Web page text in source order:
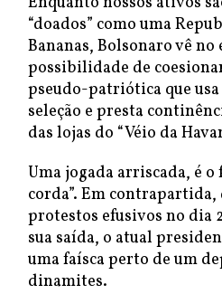
“doados” como uma
Bananas, Bolsonaro vê no
possibilidade de
pseudo-patriótica que usa
seleção e presta
das lojas do “Véio da
Uma jogada arriscada, é o
corda”. Em contrapartida,
protestos efusivos no dia
sua saída, o atual
uma faísca perto de um
dinamites.